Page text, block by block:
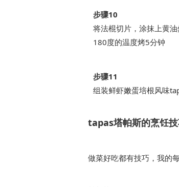
步骤10
将法棍切片，涂抹上黄
180度的温度烤5分钟
步骤11
组装鲜虾嫩蛋培根风味
tapas塔帕斯的烹饪
做菜好吃都有技巧，我的